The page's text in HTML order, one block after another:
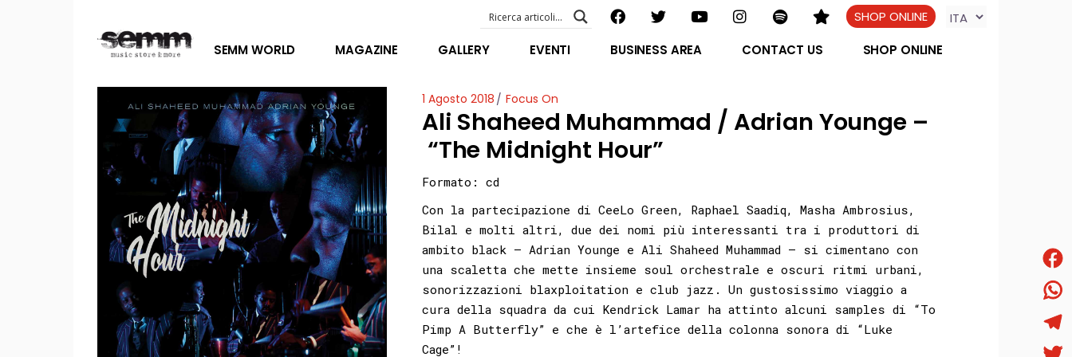
SEMM WORLD MAGAZINE GALLERY
EVENTI – foto & video
ABOUT US
SPECIAL GUEST
FILOSOFIA
VIDEO E INTERVISTE
EVENTI BUSINESS AREA CONTACT US SHOP ONLINE
SHOP ONLINE
EVENTI – foto & video
FILOSOFIA
VIDEO E INTERVISTE
1 Agosto 2018 Focus On
Ali Shaheed Muhammad / Adrian Younge –
“The Midnight Hour”
Formato: cd
Con la partecipazione di CeeLo Green, Raphael Saadiq, Masha Ambrosius,
Bilal e molti altri, due dei nomi più interessanti tra i produttori di
ambito black – Adrian Younge e Ali Shaheed Muhammad – si cimentano con
una scaletta che mette insieme soul orchestrale e oscuri ritmi urbani,
sonorizzazioni blaxploitation e club jazz. Un gustosissimo viaggio a
cura della squadra da cui Kendrick Lamar ha attinto alcuni samples di “To
Pimp A Butterfly” e che è l’artefice della colonna sonora di “Luke
Cage”!